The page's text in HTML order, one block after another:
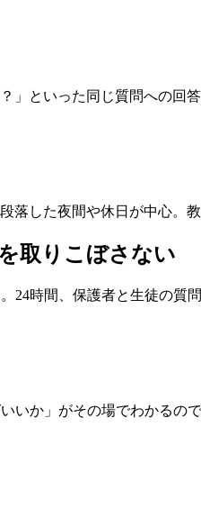
」といった同じ質問への
落した夜間や休日が中心。
取りこぼさない
時間、保護者と生徒の質
か」がその場でわかるの